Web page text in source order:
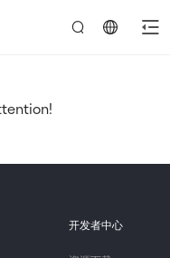
开发者中心